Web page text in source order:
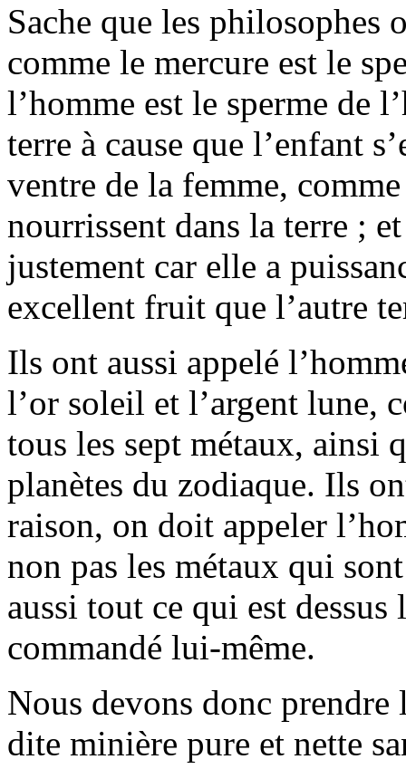
Sache que les philosophes
comme le mercure est le
l’homme est le sperme de
terre à cause que l’enfant
ventre de la femme,
nourrissent dans la terre ;
justement car elle a
excellent fruit que l’autre
Ils ont aussi appelé
l’or soleil et l’argent lune,
tous les sept métaux, ainsi
planètes du zodiaque. Ils
raison, on doit appeler
non pas les métaux qui
aussi tout ce qui est
commandé lui-même.
Nous devons donc
dite minière pure et nette